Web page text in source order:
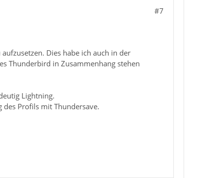
#7
Dies habe ich auch in der
Thunderbird in Zusammenhang stehen
Lightning.
Profils mit Thundersave.